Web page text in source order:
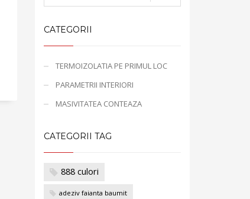
CATEGORII
TERMOIZOLATIA PE PRIMUL LOC
PARAMETRII INTERIORI
MASIVITATEA CONTEAZA
CATEGORII TAG
888 culori
adeziv faianta baumit